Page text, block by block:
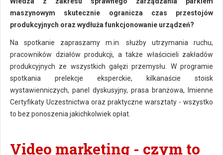
maszynowym skutecznie ogranicza czas przestojów
produkcyjnych oraz wydłuża funkcjonowanie urządzeń?
Na spotkanie zapraszamy m.in. służby utrzymania ruchu,
pracowników działów produkcji, a także właścicieli zakładów
produkcyjnych ze wszystkich gałęzi przemysłu. W programie
spotkania prelekcje eksperckie, kilkanaście stoisk
wystawienniczych, panel dyskusyjny, prasa branżowa, Imienne
Certyfikaty Uczestnictwa oraz praktyczne warsztaty - wszystko
to bez ponoszenia jakichkolwiek opłat.
Video marketing - czym to